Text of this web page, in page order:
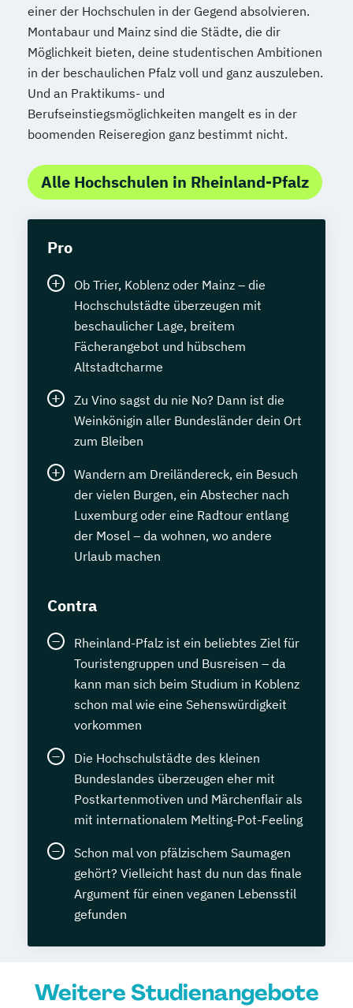
einer der Hochschulen in der Gegend absolvieren.
Montabaur und Mainz sind die Städte, die dir
Möglichkeit bieten, deine studentischen Ambitionen
in der beschaulichen Pfalz voll und ganz auszuleben.
Und an Praktikums- und
Berufseinstiegsmöglichkeiten mangelt es in der
boomenden Reiseregion ganz bestimmt nicht.
Alle Hochschulen in Rheinland-Pfalz
Pro
Ob Trier, Koblenz oder Mainz – die
Hochschulstädte überzeugen mit
beschaulicher Lage, breitem
Fächerangebot und hübschem
Altstadtcharme
Zu Vino sagst du nie No? Dann ist die
Weinkönigin aller Bundesländer dein Ort
zum Bleiben
Wandern am Dreiländereck, ein Besuch
der vielen Burgen, ein Abstecher nach
Luxemburg oder eine Radtour entlang
der Mosel – da wohnen, wo andere
Urlaub machen
Contra
Rheinland-Pfalz ist ein beliebtes Ziel für
Touristengruppen und Busreisen – da
kann man sich beim Studium in Koblenz
schon mal wie eine Sehenswürdigkeit
vorkommen
Die Hochschulstädte des kleinen
Bundeslandes überzeugen eher mit
Postkartenmotiven und Märchenflair als
mit internationalem Melting-Pot-Feeling
Schon mal von pfälzischem Saumagen
gehört? Vielleicht hast du nun das finale
Argument für einen veganen Lebensstil
gefunden
Weitere Studienangebote